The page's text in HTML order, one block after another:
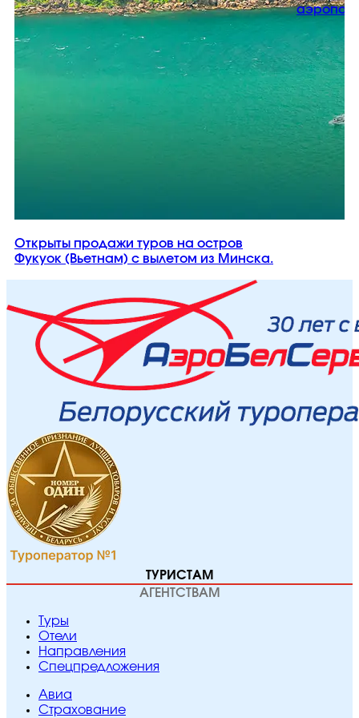
Открыты продажи туров на остров
Фукуок (Вьетнам) с вылетом из Минска.
ТУРИСТАМ
АГЕНТСТВАМ
Туры
Отели
Направления
Спецпредложения
Авиа
Страхование